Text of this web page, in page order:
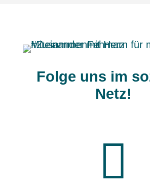
Folge uns im
Netz!
